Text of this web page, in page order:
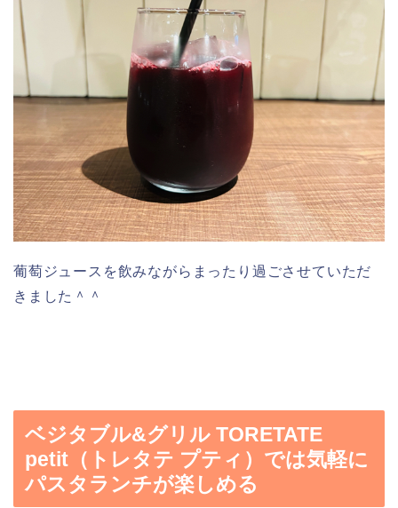
葡萄ジュースを飲みながらまったり過ごさせていただ
きました＾＾
ベジタブル&グリル TORETATE
petit（トレタテ プティ）では気軽に
パスタランチが楽しめる